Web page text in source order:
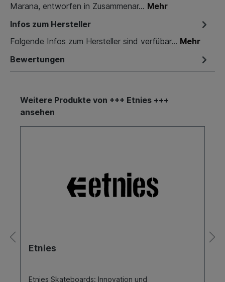
Marana, entworfen in Zusammenar… Mehr
Infos zum Hersteller
Folgende Infos zum Hersteller sind verfübar... Mehr
Bewertungen
Weitere Produkte von +++ Etnies +++
ansehen
Etnies
Etnies Skateboards: Innovation und